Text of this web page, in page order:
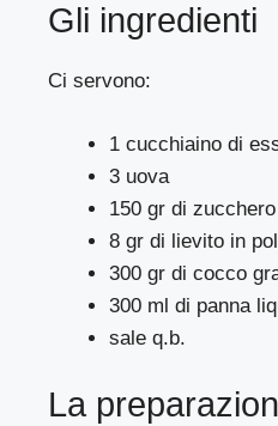
Gli ingredienti
Ci servono:
1 cucchiaino di
3 uova
150 gr di zucchero
8 gr di lievito in
300 gr di cocco
300 ml di panna
sale q.b.
La